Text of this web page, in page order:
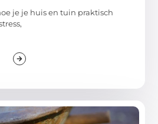
je je huis en tuin praktisch